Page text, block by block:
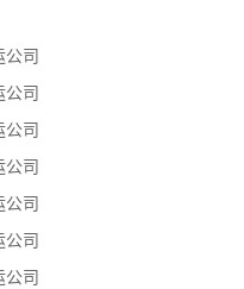
公司
公司
公司
公司
公司
公司
公司